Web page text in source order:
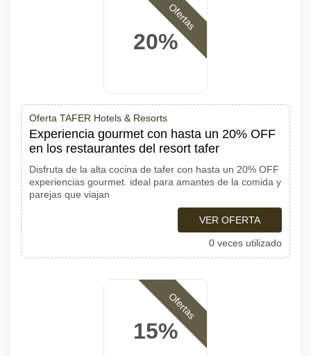
20%
Ofertas
Oferta TAFER Hotels & Resorts
Experiencia gourmet con hasta un 20% OFF
en los restaurantes del resort tafer
Disfruta de la alta cocina de tafer con hasta un 20% OFF
experiencias gourmet. ideal para amantes de la comida y
parejas que viajan
VER OFERTA
0 veces utilizado
15%
Ofertas